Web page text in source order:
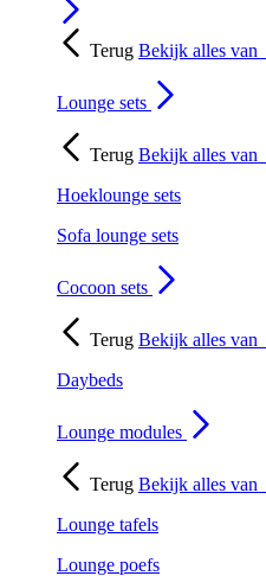
Terug Bekijk alles van
Lounge sets
Terug Bekijk alles van
Hoeklounge sets
Sofa lounge sets
Cocoon sets
Terug Bekijk alles van
Daybeds
Lounge modules
Terug Bekijk alles van
Lounge tafels
Lounge poefs